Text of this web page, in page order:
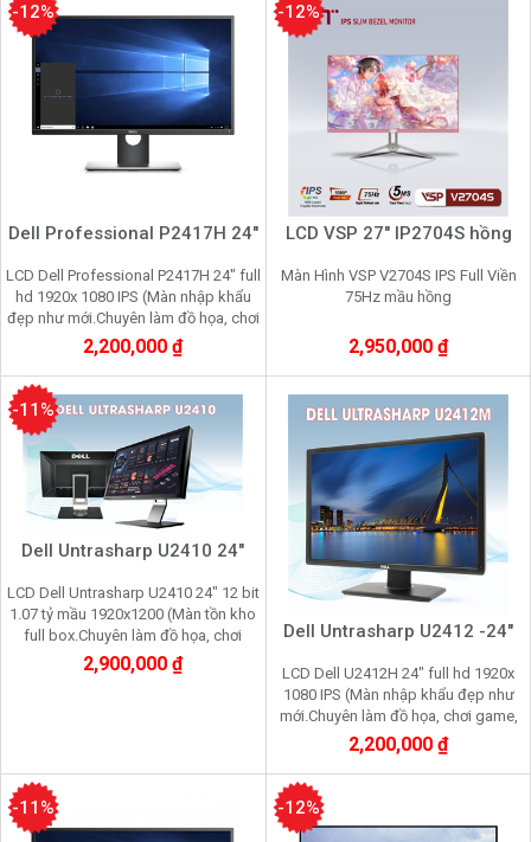
Dell Professional P2417H 24"
LCD Dell Professional P2417H 24" full
hd 1920x 1080 IPS (Màn nhập khẩu
đẹp như mới.Chuyên làm đồ họa, chơi
game, nhìn lâu không mỏi mắt
2,200,000 ₫
-12%
LCD VSP 27" IP2704S hồng
Màn Hình VSP V2704S IPS Full Viền
75Hz mầu hồng
2,950,000 ₫
-12%
Dell Untrasharp U2410 24"
LCD Dell Untrasharp U2410 24" 12 bit
1.07 tỷ mầu 1920x1200 (Màn tồn kho
full box.Chuyên làm đồ họa, chơi
game, nhìn lâu không mỏi mắt)
2,900,000 ₫
-11%
Dell Untrasharp U2412 -24"
LCD Dell U2412H 24" full hd 1920x
1080 IPS (Màn nhập khẩu đẹp như
mới.Chuyên làm đồ họa, chơi game,
nhìn lâu không mỏi mắt
2,200,000 ₫
-11% -12%